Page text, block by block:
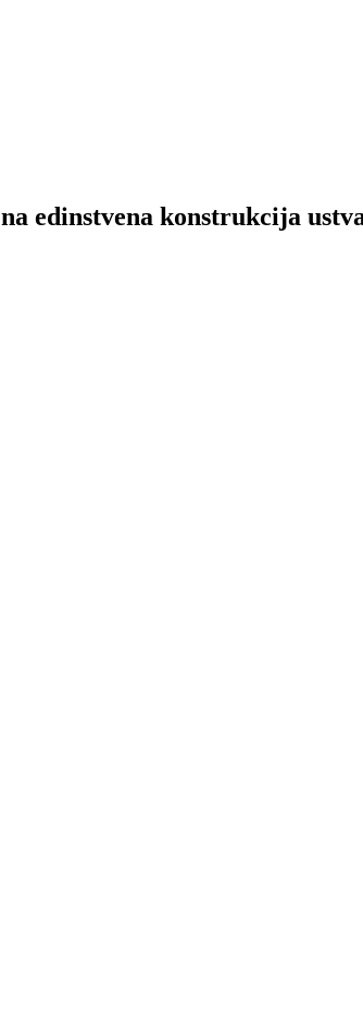
edinstvena konstrukcija